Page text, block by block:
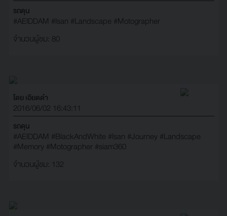
รถดุน
#AEIDDAM #Isan #Landscape #Motographer
จำนวนผู้ชม: 80
โดย เอียดดำ
2016/06/02 16:43:11
รถดุน
#AEIDDAM #BlackAndWhite #Isan #Journey #Landscape
#Memory #Motographer #siam360
จำนวนผู้ชม: 132